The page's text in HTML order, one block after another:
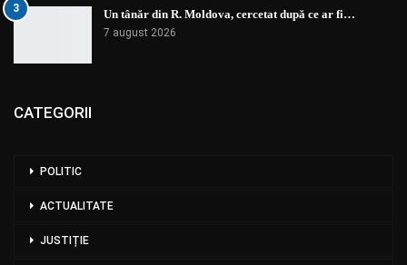
3 Un tânăr din R. Moldova, cercetat după ce ar fi…
7 august 2026
CATEGORII
POLITIC
ACTUALITATE
JUSTIȚIE